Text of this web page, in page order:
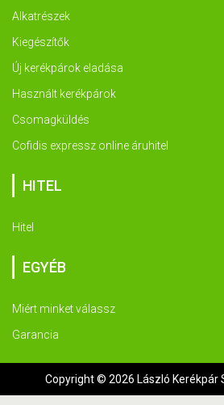
Alkatrészek
Kiegészítők
Új kerékpárok eladása
Használt kerékpárok
Csomagküldés
Cofidis expressz online áruhitel
HITEL
Hitel
EGYÉB
Miért minket válassz
Garancia
Copyright © 2026 László Kerékpár